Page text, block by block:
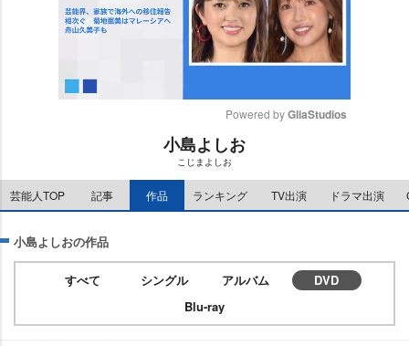
e
Powered by GliaStudios
小島よしお
こじまよしお
芸能人TOP 記事 作品 ランキング TV出演 ドラマ出演
小島よしおの作品
すべて シングル アルバム
DVD
Blu-ray